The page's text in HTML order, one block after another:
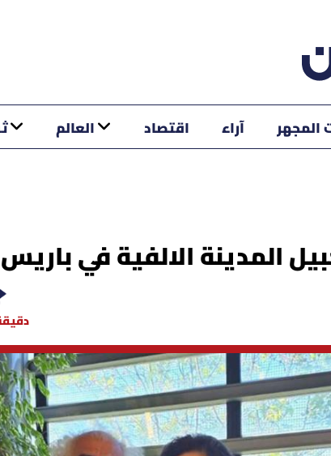
المجهر آراء اقتصاد العالم
المدينة الالفية في باريس